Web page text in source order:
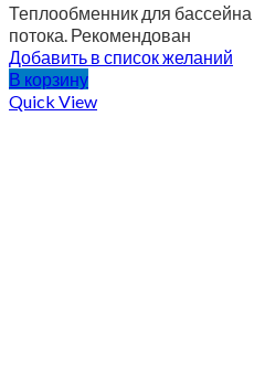
Теплообменник для
потока. Рекомендован
Добавить в список желаний
В корзину
Quick View